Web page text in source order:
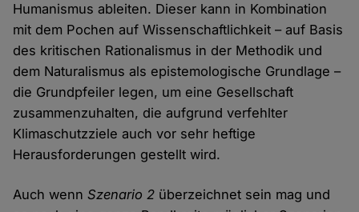
Humanismus ableiten. Dieser kann in Kombination
mit dem Pochen auf Wissenschaftlichkeit – auf Basis
des kritischen Rationalismus in der Methodik und
dem Naturalismus als epistemologische Grundlage –
die Grundpfeiler legen, um eine Gesellschaft
zusammenzuhalten, die aufgrund verfehlter
Klimaschutzziele auch vor sehr heftige
Herausforderungen gestellt wird.
Auch wennSzenario 2 überzeichnet sein mag und